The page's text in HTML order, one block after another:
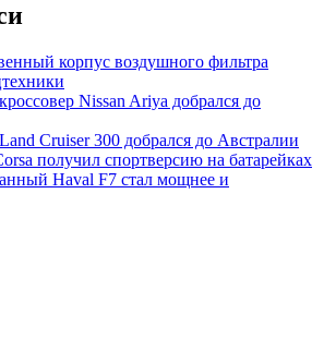
корпус воздушного фильтра
Nissan Ariya добрался до
Cruiser 300 добрался до Австралии
получил спортверсию на батарейках
Haval F7 стал мощнее и